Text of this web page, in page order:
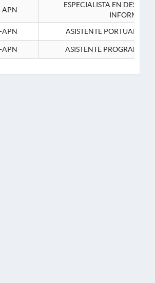
APN
ESPECIALISTA EN
APN
ASISTENTE PORTUARIO 2-
APN ASISTENTE